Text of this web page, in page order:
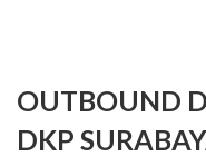
OUTBOUND
DKP